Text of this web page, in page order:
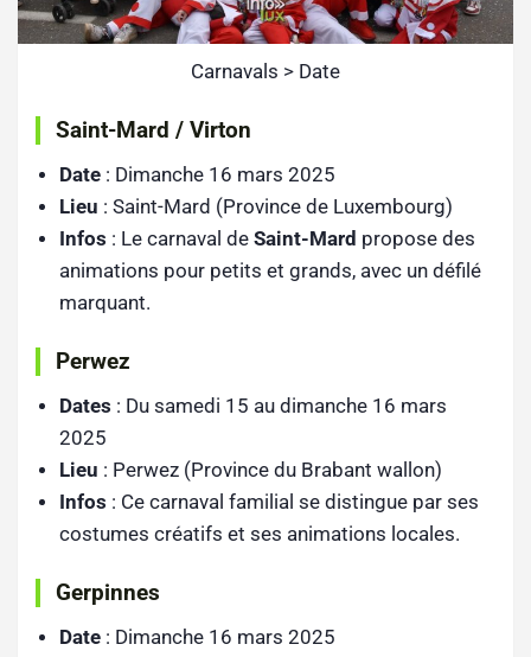
Carnavals > Date
Saint-Mard / Virton
Date : Dimanche 16 mars 2025
Lieu : Saint-Mard (Province de Luxembourg)
Infos : Le carnaval de Saint-Mard propose des
animations pour petits et grands, avec un défilé
marquant.
Perwez
Dates : Du samedi 15 au dimanche 16 mars
2025
Lieu : Perwez (Province du Brabant wallon)
Infos : Ce carnaval familial se distingue par ses
costumes créatifs et ses animations locales.
Gerpinnes
Date : Dimanche 16 mars 2025